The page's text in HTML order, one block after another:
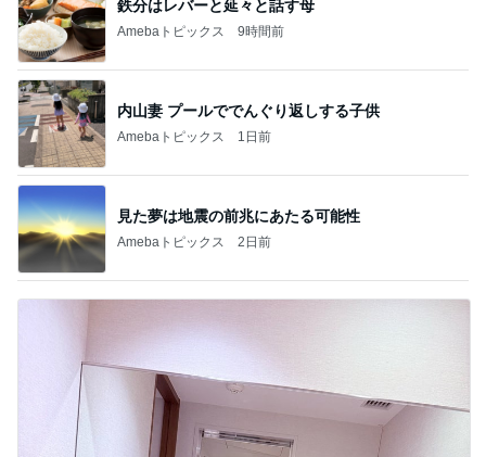
内山妻 プールででんぐり返しする子供
Amebaトピックス 1日前
見た夢は地震の前兆にあたる可能性
Amebaトピックス 2日前
暮らしたくなるふわっふわのbed